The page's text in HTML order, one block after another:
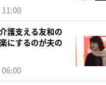
護支える友和の
にするのが夫の